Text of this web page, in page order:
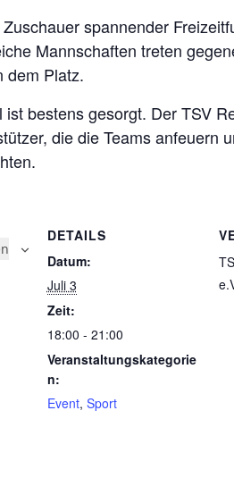
spannender
Mannschaften treten
dem Platz.
bestens gesorgt. Der TSV
die die Teams anfeuern
DETAILS
Datum:
Juli 3
Zeit:
18:00 - 21:00
Veranstaltungskategorie
n:
Event, Sport